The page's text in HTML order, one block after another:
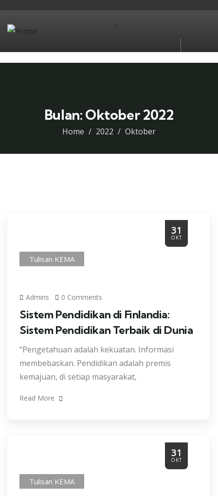
Bulan: Oktober 2022
Home 2022 Oktober
31
OKT
Tulisan KEMA
Admins 0 Comments
Sistem Pendidikan di Finlandia:
Sistem Pendidikan Terbaik di Dunia
“Pengetahuan adalah kekuatan. Informasi
membebaskan. Pendidikan adalah premis
kemajuan, di setiap masyarakat,
Read More
31
OKT
Tulisan KEMA